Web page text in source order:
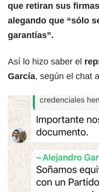
que retiran sus
alegando que “sólo
garantías”.
Así lo hizo saber el
García, según el chat